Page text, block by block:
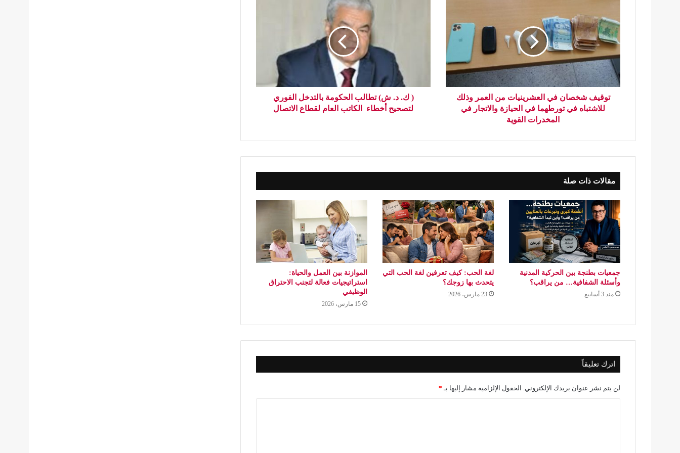
توقيف شخصان في العشرينيات من العمر وذلك
للاشتباه في تورطهما في الحيازة والاتجار في
المخدرات القوية
( ك. د. ش) تطالب الحكومة بالتدخل الفوري
لتصحيح أخطاء الكاتب العام لقطاع الاتصال
مقالات ذات صلة
جمعيات بطنجة بين الحركية المدنية
وأسئلة الشفافية… من يراقب؟
منذ 3 أسابيع
لغة الحب: كيف تعرفين لغة الحب التي
يتحدث بها زوجك؟
23 مارس، 2026
الموازنة بين العمل والحياة:
استراتيجيات فعالة لتجنب الاحتراق
الوظيفي
15 مارس، 2026
اترك تعليقاً
لن يتم نشر عنوان بريدك الإلكتروني. الحقول الإلزامية مشار إليها بـ *